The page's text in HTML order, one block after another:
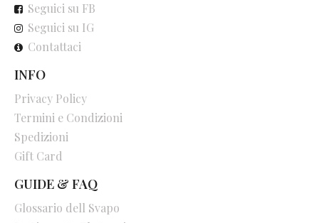
Seguici su FB
Seguici su IG
Contattaci
INFO
Privacy Policy
Termini e Condizioni
Spedizioni
Gift Card
GUIDE & FAQ
Glossario dell Svapo